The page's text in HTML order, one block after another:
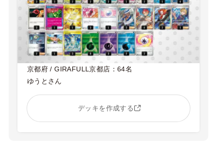
京都府 / GIRAFULL京都店：64名
ゆうとさん
デッキを作成する